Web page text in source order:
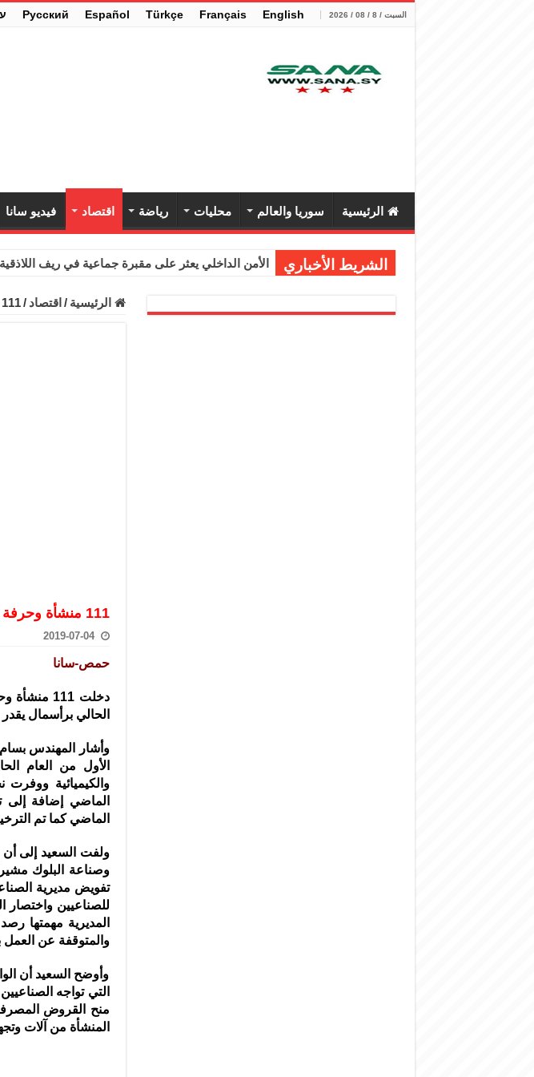
السبت / 8 / 08 / 2026 English
Français
Türkçe
Español
Pусский
الرئيسية سوريا والعالم محليات رياضة اقتصاد فيديو سانا
الشريط الأخباري الأمن الداخلي يعثر على مقبرة جماعية في ريف اللاذقية تضم 9
برنية: مرسوم بإعفاء مستهلكي الكهرباء المنزلية
الرئيسية / اقتصاد / 111 منشأة وحرفة في حمص تدخل مرحلة الإنتاج خلال النصف الأول من العام الحالي
111 منشأة وحرفة في حمص تدخل مرحلة الإنتاج خلال النصف الأول من العام الحالي
2019-07-04
حمص-سانا
دخلت 111
الحالي برأسمال يقدر بنحو 500 مليون
وأشار المهندس
الماضي كما تم الترخيص لـ 29 منشأة صناعية
ولفت السعيد إلى أن
وصناعة البلوك
تفويض مديرية
للصناعيين
المديرية مهمتها
والمتوقفة عن العمل
وأوضح السعيد أن
التي تواجه
منح القروض
المنشأة من آلات